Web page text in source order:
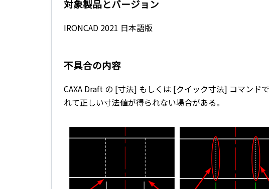
対象製品とバージョン
IRONCAD 2021 日本語版
不具合の内容
CAXA Draft の [寸法] もしくは [クイック寸法] コマンド
れて正しい寸法値が得られない場合がある。